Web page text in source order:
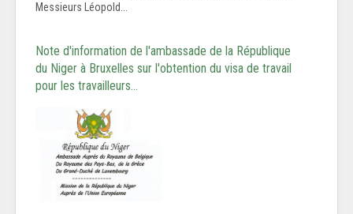
Messieurs Léopold...
Note d'information de l'ambassade de la République
du Niger à Bruxelles sur l'obtention du visa de travail
pour les travailleurs…